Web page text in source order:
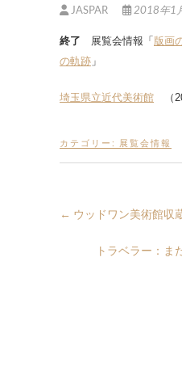
JASPAR 2018年1
終了 展覧会情報「 版画
の軌跡 」
埼玉県立近代美術館 （
カテゴリー: 展覧会情報
← ウッドワン美術館収
トラベラー：ま